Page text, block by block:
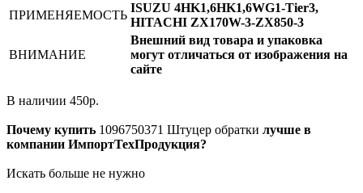
ПРИМЕНЯЕМОСТЬ
ISUZU 4HK1,6HK1,6WG1-Tier3,
HITACHI ZX170W-3-ZX850-3
ВНИМАНИЕ
Внешний вид товара и упаковка
могут отличаться от изображения на
сайте
В наличии 450р.
Почему купить 1096750371 Штуцер обратки лучше в
компании ИмпортТехПродукция?
Искать больше не нужно